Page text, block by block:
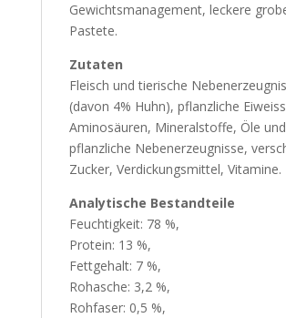
Gewichtsmanagement, leckere
Pastete.
Zutaten
Fleisch und tierische
(davon 4% Huhn), pflanzliche
Aminosäuren, Mineralstoffe, Öle
pflanzliche Nebenerzeugnisse,
Zucker, Verdickungsmittel, Vitamine.
Analytische Bestandteile
Feuchtigkeit: 78 %,
Protein: 13 %,
Fettgehalt: 7 %,
Rohasche: 3,2 %,
Rohfaser: 0,5 %,